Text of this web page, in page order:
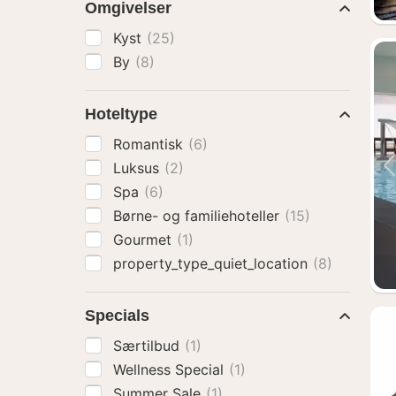
Omgivelser
Kyst (25)
By (8)
Hoteltype
Romantisk (6)
Luksus (2)
Spa (6)
Børne- og familiehoteller (15)
Gourmet (1)
property_type_quiet_location (8)
Specials
Særtilbud (1)
Wellness Special (1)